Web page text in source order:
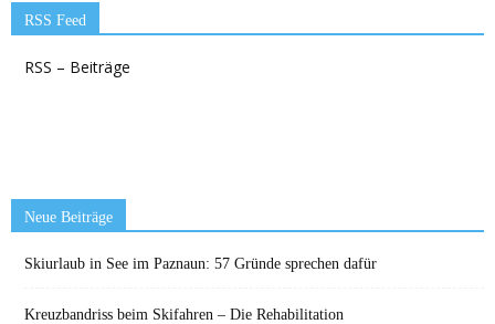
RSS Feed
RSS – Beiträge
Neue Beiträge
Skiurlaub in See im Paznaun: 57 Gründe sprechen dafür
Kreuzbandriss beim Skifahren – Die Rehabilitation